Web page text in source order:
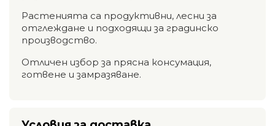
Растенията са продуктивни, лесни за
отглеждане и подходящи за градинско
производство.
Отличен избор за прясна консумация,
готвене и замразяване.